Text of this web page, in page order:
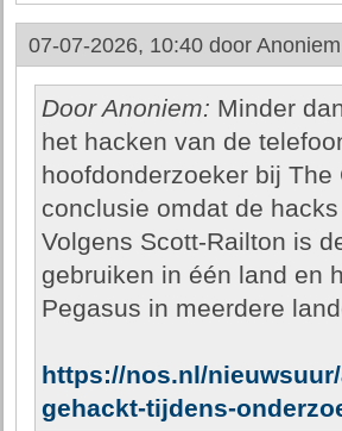
07-07-2026, 10:40 door Anoniem
Door Anoniem: Minder
het hacken van de
hoofdonderzoeker bij
conclusie omdat de
Volgens Scott-Railton is
gebruiken in één land en
Pegasus in meerdere
https://nos.nl/
gehackt-tijdens-